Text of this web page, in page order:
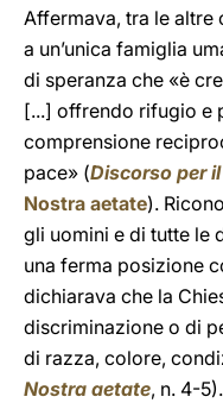
Affermava, tra le altre
a un’unica famiglia
di speranza che «è
[...] offrendo rifugio e
comprensione
pace» (Discorso per
Nostra aetate).
gli uomini e di tutte le
una ferma posizione
dichiarava che la
discriminazione o di
di razza, colore,
Nostra aetate, n. 4-